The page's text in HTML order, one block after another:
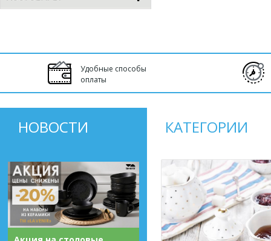
Удобные способы
оплаты
НОВОСТИ КАТЕГОРИИ